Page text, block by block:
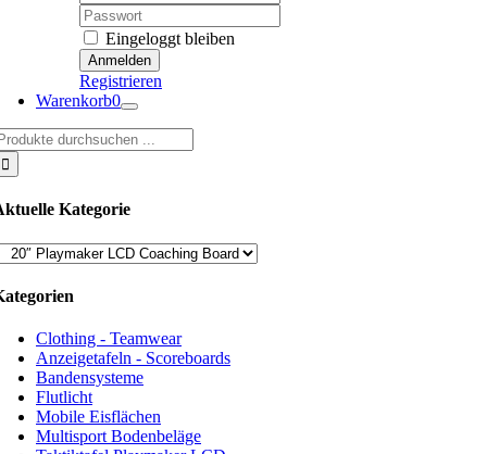
Password:
Eingeloggt bleiben
Registrieren
Warenkorb0
Kategorie
Clothing - Teamwear
Anzeigetafeln - Scoreboards
Bandensysteme
Flutlicht
Mobile Eisflächen
Multisport Bodenbeläge